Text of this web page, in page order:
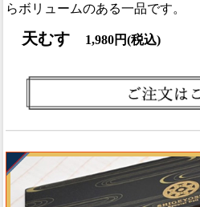
らボリュームのある一品です。
天むす 1,980円(税込)